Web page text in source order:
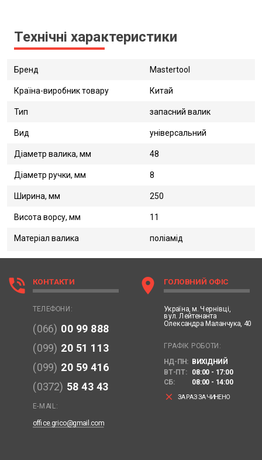
Технічні характеристики
Бренд Mastertool
Країна-виробник товару Китай
Тип запасний валик
Вид універсальний
Діаметр валика, мм 48
Діаметр ручки, мм 8
Ширина, мм 250
Висота ворсу, мм 11
Матеріал валика поліамід
phone_in_talk КОНТАКТИ
ТЕЛЕФОНИ:
(066) 00 99 888
(099) 20 51 113
(099) 20 59 416
(0372) 58 43 43
E-MAIL:
office.grico@gmail.com
location_on ГОЛОВНИЙ ОФІС
Україна, м. Чернівці,
вул. Лейтенанта
Олександра Маланчука, 40
ГРАФІК РОБОТИ:
НД-ПН: ВИХІДНИЙ
ВТ-ПТ:
08:00 - 17:00
СБ:
08:00 - 14:00
clear ЗАРАЗ ЗАЧИНЕНО